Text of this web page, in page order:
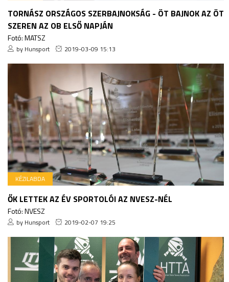
TORNÁSZ ORSZÁGOS SZERBAJNOKSÁG - ÖT BAJNOK AZ ÖT
SZEREN AZ OB ELSŐ NAPJÁN
Fotó: MATSZ
by Hunsport 2019-03-09 15:13
KÉZILABDA
ŐK LETTEK AZ ÉV SPORTOLÓI AZ NVESZ-NÉL
Fotó: NVESZ
by Hunsport 2019-02-07 19:25